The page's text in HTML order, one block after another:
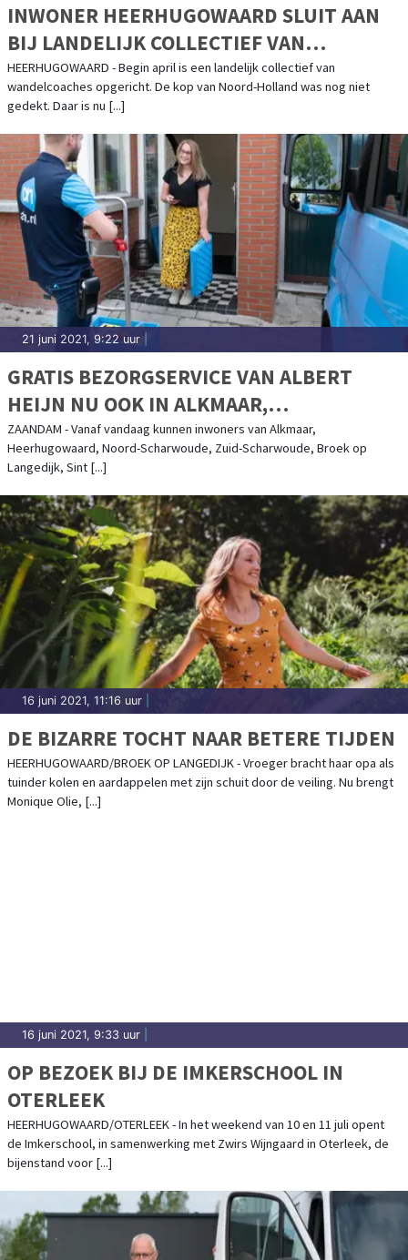
INWONER HEERHUGOWAARD SLUIT AAN
BIJ LANDELIJK COLLECTIEF VAN
WANDELCOACHES
HEERHUGOWAARD - Begin april is een landelijk collectief van
wandelcoaches opgericht. De kop van Noord-Holland was nog niet
gedekt. Daar is nu [...]
21 juni 2021, 9:22 uur
GRATIS BEZORGSERVICE VAN ALBERT
HEIJN NU OOK IN ALKMAAR,
HEERHUGOWAARD, NOORD-
SCHARWOUDE, ZUID-SCHARWOUDE,
OUDORP
ZAANDAM - Vanaf vandaag kunnen inwoners van Alkmaar,
Heerhugowaard, Noord-Scharwoude, Zuid-Scharwoude, Broek op
Langedijk, Sint [...]
16 juni 2021, 11:16 uur
DE BIZARRE TOCHT NAAR BETERE TIJDEN
HEERHUGOWAARD/BROEK OP LANGEDIJK - Vroeger bracht haar opa als
tuinder kolen en aardappelen met zijn schuit door de veiling. Nu brengt
Monique Olie, [...]
16 juni 2021, 9:33 uur
OP BEZOEK BIJ DE IMKERSCHOOL IN
OTERLEEK
HEERHUGOWAARD/OTERLEEK - In het weekend van 10 en 11 juli opent
de Imkerschool, in samenwerking met Zwirs Wijngaard in Oterleek, de
bijenstand voor [...]